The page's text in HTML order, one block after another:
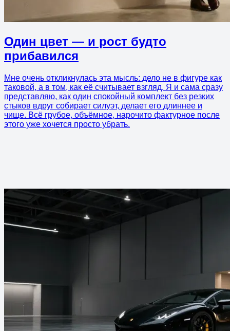
Один цвет — и рост будто
прибавился
Мне очень откликнулась эта мысль: дело не в фигуре как
таковой, а в том, как её считывает взгляд. Я и сама сразу
представляю, как один спокойный комплект без резких
стыков вдруг собирает силуэт, делает его длиннее и
чище. Всё грубое, объёмное, нарочито фактурное после
этого уже хочется просто убрать.